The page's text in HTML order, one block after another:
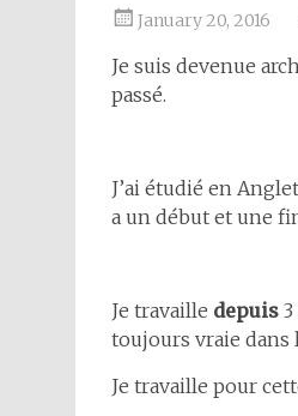
January 20, 2016
Je suis devenue
passé.
J’ai étudié en
a un début et une
Je travaille depuis
toujours vraie dans
Je travaille pour